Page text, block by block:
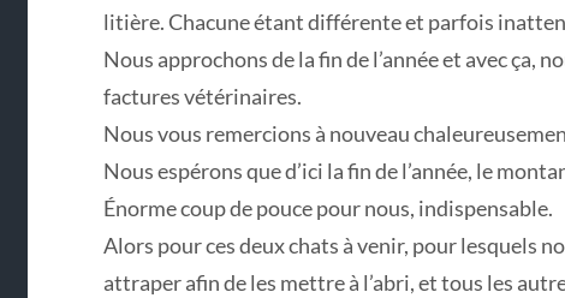
litière. Chacune étant différente et parfois
Nous approchons de la fin de l’année et avec ça,
factures vétérinaires.
Nous vous remercions à nouveau
Nous espérons que d’ici la fin de l’année, le
Énorme coup de pouce pour nous, indispensable.
Alors pour ces deux chats à venir, pour lesquels
attraper afin de les mettre à l’abri, et tous les